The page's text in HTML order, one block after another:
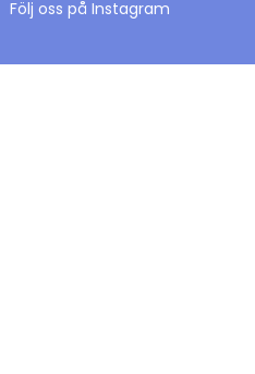
Följ oss på Instagram